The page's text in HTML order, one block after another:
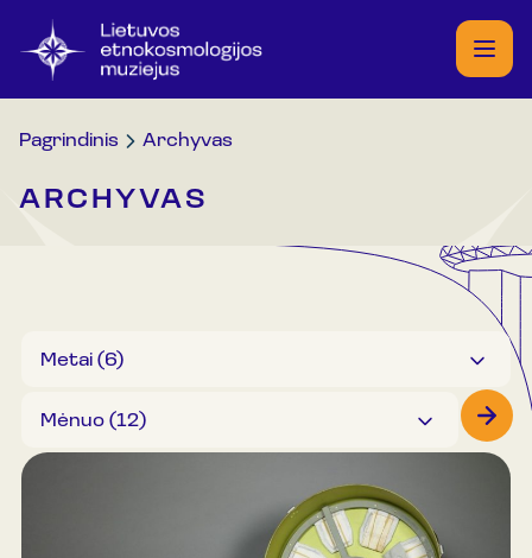
Pagrindinis Archyvas
ARCHYVAS
2026
2025
Metai (6)
Mėnuo (12)